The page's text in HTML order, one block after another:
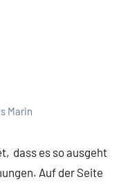
Marin
dass es so ausgeht
Auf der Seite